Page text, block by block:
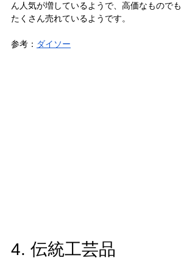
ん人気が増しているようで、高価なものでも
たくさん売れているようです。
参考： ダイソー
4. 伝統工芸品